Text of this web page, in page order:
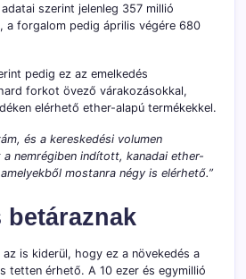
szerint jelenleg 357 millió
a forgalom pedig április végére 680
pedig ez az emelkedés
forkot övező várakozásokkal,
elérhető ether-alapú termékekkel.
és a kereskedési volumen
a nemrégiben indított, kanadai ether-
mostanra négy is elérhető.”
is kiderül, hogy ez a növekedés a
tetten érhető. A 10 ezer és egymillió